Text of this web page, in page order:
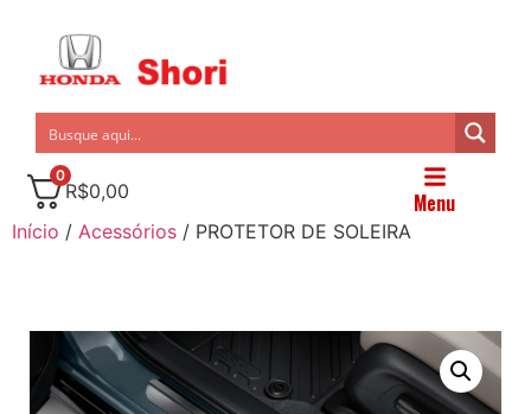
0
R$0,00 Menu
Início / Acessórios / PROTETOR DE SOLEIRA